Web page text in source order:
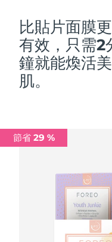
比貼片面膜更
有效，只需2
鐘就能煥活美
肌。
節省 29 %
馬來西亞
馬爾他
墨西哥
荷蘭